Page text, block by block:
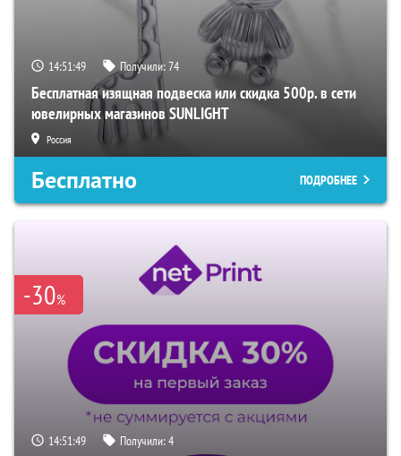
14:51:49 Получили:74
Бесплатная изящная подвеска или скидка 500р. в сети
ювелирных магазинов SUNLIGHT
Россия
Бесплатно ПОДРОБНЕЕ
-30%
14:51:49 Получили:4